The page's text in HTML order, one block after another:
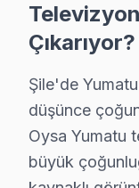
· Şile Samsung
· Şile LG
· Şile
· Şile Toshiba
Çıkarıyor?
Şile'de Yumatu
düşünce
Oysa Yumatu
büyük